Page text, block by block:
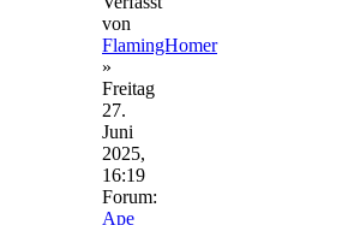
von
FlamingHomer
»
Freitag
27.
Juni
2025,
16:19
Forum:
Ape